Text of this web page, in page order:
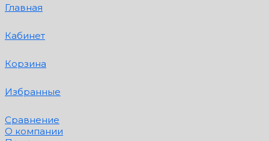
Главная
Кабинет
Корзина
Избранные
Сравнение
О компании